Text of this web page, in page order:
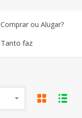
Comprar ou Alugar?
Tanto faz